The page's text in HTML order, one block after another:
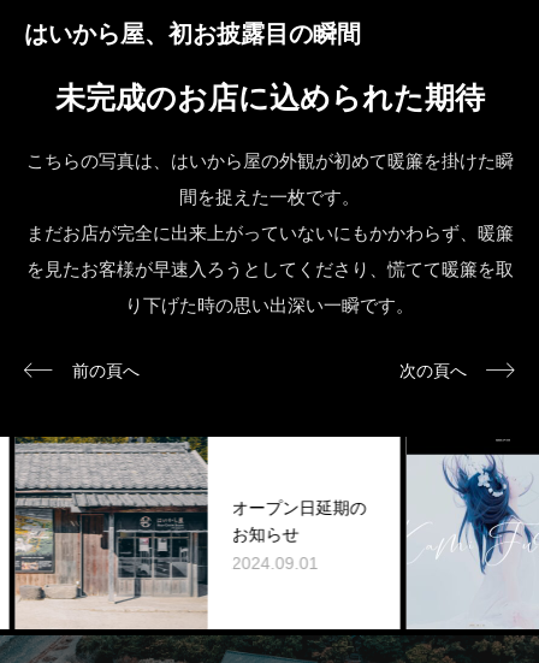
はいから屋、初お披露目の瞬間
未完成のお店に込められた期待
こちらの写真は、はいから屋の外観が初めて暖簾を掛けた瞬
間を捉えた一枚です。
まだお店が完全に出来上がっていないにもかかわらず、暖簾
を見たお客様が早速入ろうとしてくださり、慌てて暖簾を取
り下げた時の思い出深い一瞬です。
前の頁へ 次の頁へ
オープン日延期の
お知らせ
2024.09.01